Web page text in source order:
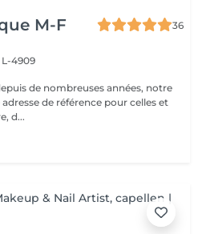
M-F
36
L-4909
de nombreuses années, notre
de référence pour celles et
d...